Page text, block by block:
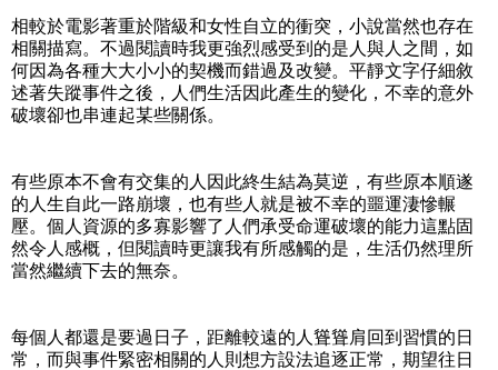
相較於電影著重於階級和女性自立的衝突，小說當然也存在
相關描寫。不過閱讀時我更強烈感受到的是人與人之間，如
何因為各種大大小小的契機而錯過及改變。平靜文字仔細敘
述著失蹤事件之後，人們生活因此產生的變化，不幸的意外
破壞卻也串連起某些關係。
有些原本不會有交集的人因此終生結為莫逆，有些原本順遂
的人生自此一路崩壞，也有些人就是被不幸的噩運淒慘輾
壓。個人資源的多寡影響了人們承受命運破壞的能力這點固
然令人感概，但閱讀時更讓我有所感觸的是，生活仍然理所
當然繼續下去的無奈。
每個人都還是要過日子，距離較遠的人聳聳肩回到習慣的日
常，而與事件緊密相關的人則想方設法追逐正常，期望往日